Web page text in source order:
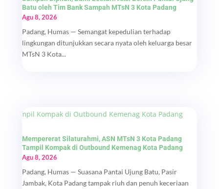
Batu oleh Tim Bank Sampah MTsN 3 Kota Padang
Agu 8, 2026
Padang, Humas — Semangat kepedulian terhadap
lingkungan ditunjukkan secara nyata oleh keluarga besar
MTsN 3 Kota...
Mempererat Silaturahmi, ASN MTsN 3 Kota Padang
Tampil Kompak di Outbound Kemenag Kota Padang
Agu 8, 2026
Padang, Humas — Suasana Pantai Ujung Batu, Pasir
Jambak, Kota Padang tampak riuh dan penuh keceriaan